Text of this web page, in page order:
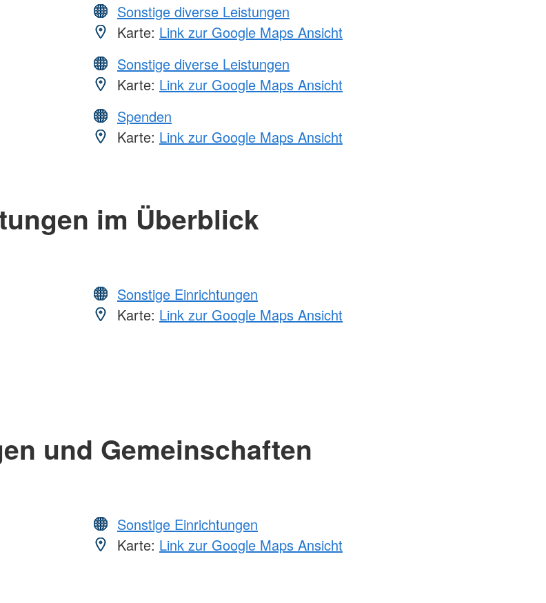
Sonstige diverse Leistungen
Karte: Link zur Google Maps Ansicht
Sonstige diverse Leistungen
Karte: Link zur Google Maps Ansicht
Spenden
Karte: Link zur Google Maps Ansicht
im Überblick
Sonstige Einrichtungen
Karte: Link zur Google Maps Ansicht
und Gemeinschaften
Sonstige Einrichtungen
Karte: Link zur Google Maps Ansicht